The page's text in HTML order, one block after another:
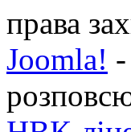
права
Joomla!